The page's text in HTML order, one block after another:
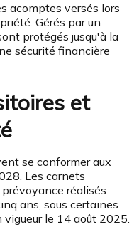
acomptes versés lors
Gérés par un
protégés jusqu'à la
sécurité financière
et
se conformer aux
Les carnets
réalisés
ans, sous certaines
le 14 août 2025.